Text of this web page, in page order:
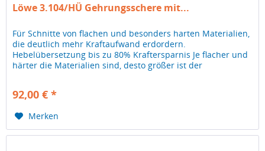
Löwe 3.104/HÜ Gehrungsschere mit...
Für Schnitte von flachen und besonders harten Materialien,
die deutlich mehr Kraftaufwand erdordern.
Hebelübersetzung bis zu 80% Kraftersparnis Je flacher und
härter die Materialien sind, desto größer ist der
92,00 € *
Merken